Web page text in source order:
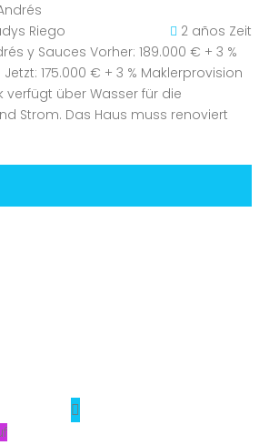
Riego
2 años Zeit
y Sauces Vorher: 189.000 € + 3 %
175.000 € + 3 % Maklerprovision
verfügt über Wasser für die
Strom. Das Haus muss renoviert